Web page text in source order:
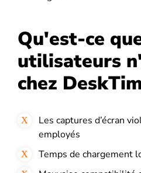
Qu'est-ce
utilisateurs
chez
Les captures d’écran
employés
Temps de chargement